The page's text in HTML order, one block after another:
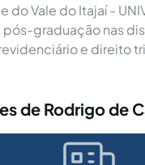
do Vale do Itajaí -
pós-graduação nas
e direito
de Rodrigo de